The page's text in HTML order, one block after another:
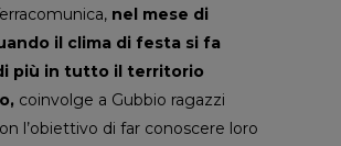
nel mese di
il clima di festa si fa
più in tutto il territorio
coinvolge a Gubbio ragazzi
l’obiettivo di far conoscere loro